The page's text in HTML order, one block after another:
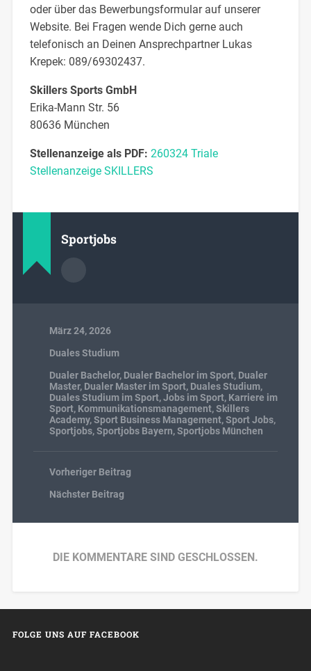
oder über das Bewerbungsformular auf unserer
Website. Bei Fragen wende Dich gerne auch
telefonisch an Deinen Ansprechpartner Lukas
Krepek: 089/69302437.
Skillers Sports GmbH
Erika-Mann Str. 56
80636 München
Stellenanzeige als PDF: 260324 Triale
Stellenanzeige SKILLERS
Sportjobs
März 24, 2026
Duales Studium
Dualer Bachelor, Dualer Bachelor im Sport, Dualer
Master, Dualer Master im Sport, Duales Studium,
Duales Studium im Sport,Jobs im Sport, Karriere im
Sport, Kommunikationsmanagement,Skillers
Academy,Sport Business Management,Sport Jobs,
Sportjobs,Sportjobs Bayern,Sportjobs München
Vorheriger Beitrag
Nächster Beitrag
DIE KOMMENTARE SIND GESCHLOSSEN.
FOLGE UNS AUF FACEBOOK